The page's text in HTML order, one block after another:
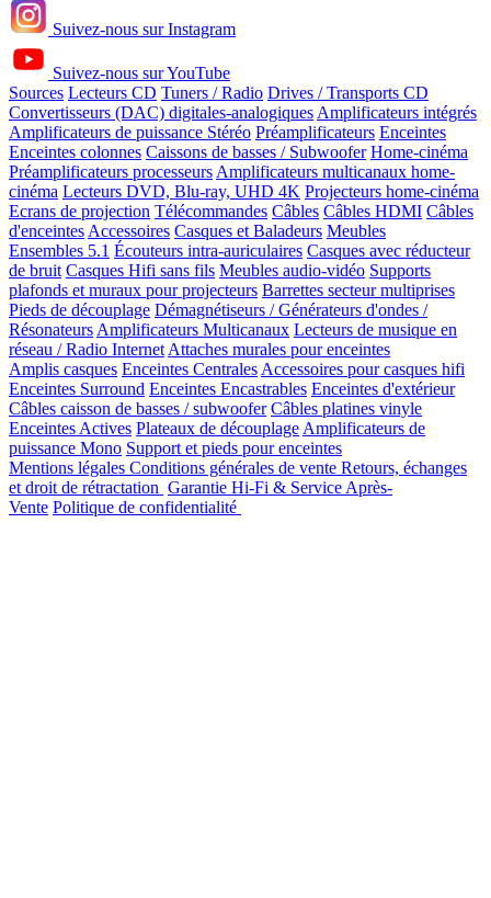
Suivez-nous sur Instagram
Suivez-nous sur YouTube
Sources Lecteurs CD Tuners / Radio Drives / Transports CD
Convertisseurs (DAC) digitales-analogiques Amplificateurs intégrés
Amplificateurs de puissance Stéréo Préamplificateurs Enceintes
Enceintes colonnes Caissons de basses / Subwoofer Home-cinéma
Préamplificateurs processeurs Amplificateurs multicanaux home-
cinéma Lecteurs DVD, Blu-ray, UHD 4K Projecteurs home-cinéma
Ecrans de projection Télécommandes Câbles Câbles HDMI Câbles
d'enceintes Accessoires Casques et Baladeurs Meubles
Ensembles 5.1 Écouteurs intra-auriculaires Casques avec réducteur
de bruit Casques Hifi sans fils Meubles audio-vidéo Supports
plafonds et muraux pour projecteurs Barrettes secteur multiprises
Pieds de découplage Démagnétiseurs / Générateurs d'ondes /
Résonateurs Amplificateurs Multicanaux Lecteurs de musique en
réseau / Radio Internet Attaches murales pour enceintes
Amplis casques Enceintes Centrales Accessoires pour casques hifi
Enceintes Surround Enceintes Encastrables Enceintes d'extérieur
Câbles caisson de basses / subwoofer Câbles platines vinyle
Enceintes Actives Plateaux de découplage Amplificateurs de
puissance Mono Support et pieds pour enceintes
Mentions légales Conditions générales de vente Retours, échanges
et droit de rétractation Garantie Hi-Fi & Service Après-
Vente Politique de confidentialité